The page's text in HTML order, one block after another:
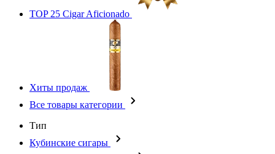
TOP 25 Cigar Aficionado
Хиты продаж
Все товары категории
Тип
Кубинские сигары